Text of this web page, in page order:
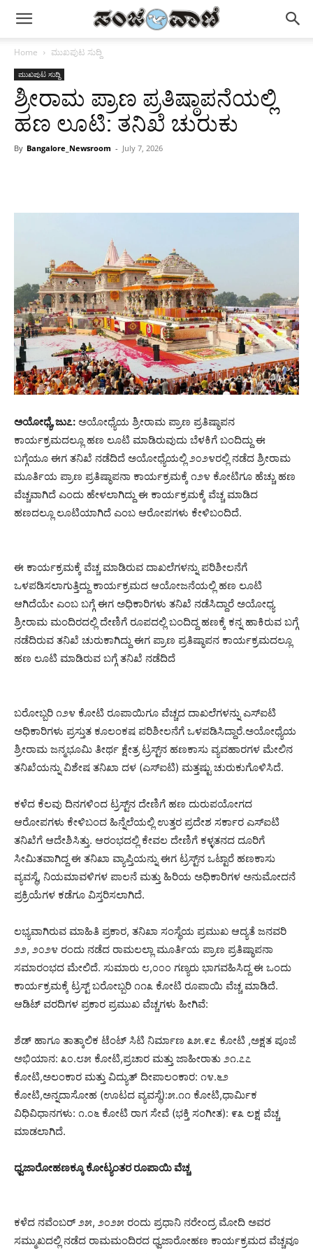
Home ಮುಖಪುಟ ಸುದ್ದಿ
ಮುಖಪುಟ ಸುದ್ದಿ
ಶ್ರೀರಾಮ ಪ್ರಾಣ ಪ್ರತಿಷ್ಠಾಪನೆಯಲ್ಲಿ
ಹಣ ಲೂಟಿ: ತನಿಖೆ ಚುರುಕು
By Bangalore_Newsroom - July 7, 2026
ಅಯೋಧ್ಯೆ,ಜು೭: ಅಯೋಧ್ಯೆಯ ಶ್ರೀರಾಮ ಪ್ರಾಣ ಪ್ರತಿಷ್ಠಾಪನ
ಕಾರ್ಯಕ್ರಮದಲ್ಲೂ ಹಣ ಲೂಟಿ ಮಾಡಿರುವುದು ಬೆಳಕಿಗೆ ಬಂದಿದ್ದು ಈ
ಬಗ್ಗೆಯೂ ಈಗ ತನಿಖೆ ನಡೆದಿದೆ ಅಯೋಧ್ಯೆಯಲ್ಲಿ ೨೦೨೪ರಲ್ಲಿ ನಡೆದ ಶ್ರೀರಾಮ
ಮೂರ್ತಿಯ ಪ್ರಾಣ ಪ್ರತಿಷ್ಠಾಪನಾ ಕಾರ್ಯಕ್ರಮಕ್ಕೆ ೧೨೪ ಕೋಟಿಗೂ ಹೆಚ್ಚು ಹಣ
ವೆಚ್ಚವಾಗಿದೆ ಎಂದು ಹೇಳಲಾಗಿದ್ದು ಈ ಕಾರ್ಯಕ್ರಮಕ್ಕೆ ವೆಚ್ಚ ಮಾಡಿದ
ಹಣದಲ್ಲೂ ಲೂಟಿಯಾಗಿದೆ ಎಂಬ ಆರೋಪಗಳು ಕೇಳಿಬಂದಿದೆ.
ಈ ಕಾರ್ಯಕ್ರಮಕ್ಕೆ ವೆಚ್ಚ ಮಾಡಿರುವ ದಾಖಲೆಗಳನ್ನು ಪರಿಶೀಲನೆಗೆ
ಒಳಪಡಿಸಲಾಗುತ್ತಿದ್ದು ಕಾರ್ಯಕ್ರಮದ ಆಯೋಜನೆಯಲ್ಲಿ ಹಣ ಲೂಟಿ
ಆಗಿದೆಯೇ ಎಂಬ ಬಗ್ಗೆ ಈಗ ಅಧಿಕಾರಿಗಳು ತನಿಖೆ ನಡೆಸಿದ್ದಾರೆ ಅಯೋಧ್ಯ
ಶ್ರೀರಾಮ ಮಂದಿರದಲ್ಲಿ ದೇಣಿಗೆ ರೂಪದಲ್ಲಿ ಬಂದಿದ್ದ ಹಣಕ್ಕೆ ಕನ್ನ ಹಾಕಿರುವ ಬಗ್ಗೆ
ನಡೆದಿರುವ ತನಿಖೆ ಚುರುಕಾಗಿದ್ದು ಈಗ ಪ್ರಾಣ ಪ್ರತಿಷ್ಠಾಪನ ಕಾರ್ಯಕ್ರಮದಲ್ಲೂ
ಹಣ ಲೂಟಿ ಮಾಡಿರುವ ಬಗ್ಗೆ ತನಿಖೆ ನಡೆದಿದೆ
ಬರೋಬ್ಬರಿ ೧೨೪ ಕೋಟಿ ರೂಪಾಯಿಗೂ ವೆಚ್ಚದ ದಾಖಲೆಗಳನ್ನು ಎಸ್‌ಐಟಿ
ಅಧಿಕಾರಿಗಳು ಪ್ರಸ್ತುತ ಕೂಲಂಕಷ ಪರಿಶೀಲನೆಗೆ ಒಳಪಡಿಸಿದ್ದಾರೆ.ಅಯೋಧ್ಯೆಯ
ಶ್ರೀರಾಮ ಜನ್ಮಭೂಮಿ ತೀರ್ಥ ಕ್ಷೇತ್ರ ಟ್ರಸ್ಟ್‌ನ ಹಣಕಾಸು ವ್ಯವಹಾರಗಳ ಮೇಲಿನ
ತನಿಖೆಯನ್ನು ವಿಶೇಷ ತನಿಖಾ ದಳ (ಎಸ್‌ಐಟಿ) ಮತ್ತಷ್ಟು ಚುರುಕುಗೊಳಿಸಿದೆ.
ಕಳೆದ ಕೆಲವು ದಿನಗಳಿಂದ ಟ್ರಸ್ಟ್‌ನ ದೇಣಿಗೆ ಹಣ ದುರುಪಯೋಗದ
ಆರೋಪಗಳು ಕೇಳಿಬಂದ ಹಿನ್ನೆಲೆಯಲ್ಲಿ ಉತ್ತರ ಪ್ರದೇಶ ಸರ್ಕಾರ ಎಸ್‌ಐಟಿ
ತನಿಖೆಗೆ ಆದೇಶಿಸಿತ್ತು. ಆರಂಭದಲ್ಲಿ ಕೇವಲ ದೇಣಿಗೆ ಕಳ್ಳತನದ ದೂರಿಗೆ
ಸೀಮಿತವಾಗಿದ್ದ ಈ ತನಿಖಾ ವ್ಯಾಪ್ತಿಯನ್ನು ಈಗ ಟ್ರಸ್ಟ್‌ನ ಒಟ್ಟಾರೆ ಹಣಕಾಸು
ವ್ಯವಸ್ಥೆ, ನಿಯಮಾವಳಿಗಳ ಪಾಲನೆ ಮತ್ತು ಹಿರಿಯ ಅಧಿಕಾರಿಗಳ ಅನುಮೋದನೆ
ಪ್ರಕ್ರಿಯೆಗಳ ಕಡೆಗೂ ವಿಸ್ತರಿಸಲಾಗಿದೆ.
ಲಭ್ಯವಾಗಿರುವ ಮಾಹಿತಿ ಪ್ರಕಾರ, ತನಿಖಾ ಸಂಸ್ಥೆಯ ಪ್ರಮುಖ ಆದ್ಯತೆ ಜನವರಿ
೨೨, ೨೦೨೪ ರಂದು ನಡೆದ ರಾಮಲಲ್ಲಾ ಮೂರ್ತಿಯ ಪ್ರಾಣ ಪ್ರತಿಷ್ಠಾಪನಾ
ಸಮಾರಂಭದ ಮೇಲಿದೆ. ಸುಮಾರು ೮,೦೦೦ ಗಣ್ಯರು ಭಾಗವಹಿಸಿದ್ದ ಈ ಒಂದು
ಕಾರ್ಯಕ್ರಮಕ್ಕೆ ಟ್ರಸ್ಟ್ ಬರೋಬ್ಬರಿ ೧೧೩ ಕೋಟಿ ರೂಪಾಯಿ ವೆಚ್ಚ ಮಾಡಿದೆ.
ಆಡಿಟ್ ವರದಿಗಳ ಪ್ರಕಾರ ಪ್ರಮುಖ ವೆಚ್ಚಗಳು ಹೀಗಿವೆ:
ಶೆಡ್ ಹಾಗೂ ತಾತ್ಕಾಲಿಕ ಟೆಂಟ್ ಸಿಟಿ ನಿರ್ಮಾಣ ೩೫.೯೭ ಕೋಟಿ ,ಅಕ್ಷತ ಪೂಜೆ
ಅಭಿಯಾನ: ೩೦.೮೫ ಕೋಟಿ,ಪ್ರಚಾರ ಮತ್ತು ಜಾಹೀರಾತು ೨೧.೭೭
ಕೋಟಿ,ಅಲಂಕಾರ ಮತ್ತು ವಿದ್ಯುತ್ ದೀಪಾಲಂಕಾರ: ೧೪.೬೨
ಕೋಟಿ,ಅನ್ನದಾಸೋಹ (ಊಟದ ವ್ಯವಸ್ಥೆ):೫.೧೧ ಕೋಟಿ,ಧಾರ್ಮಿಕ
ವಿಧಿವಿಧಾನಗಳು: ೧.೦೬ ಕೋಟಿ ರಾಗ ಸೇವೆ (ಭಕ್ತಿ ಸಂಗೀತ): ೯೩ ಲಕ್ಷ ವೆಚ್ಚ
ಮಾಡಲಾಗಿದೆ.
ಧ್ವಜಾರೋಹಣಕ್ಕೂ ಕೋಟ್ಯಂತರ ರೂಪಾಯಿ ವೆಚ್ಚ
ಕಳೆದ ನವೆಂಬರ್ ೨೫, ೨೦೨೫ ರಂದು ಪ್ರಧಾನಿ ನರೇಂದ್ರ ಮೋದಿ ಅವರ
ಸಮ್ಮುಖದಲ್ಲಿ ನಡೆದ ರಾಮಮಂದಿರದ ಧ್ವಜಾರೋಹಣ ಕಾರ್ಯಕ್ರಮದ ವೆಚ್ಚವೂ